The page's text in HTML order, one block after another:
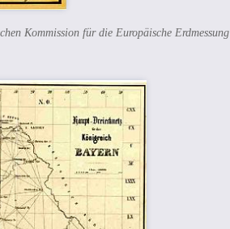
Kommission für die Europäische Erdmessung